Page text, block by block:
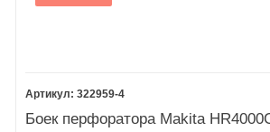
322959-4
Боек перфоратора Makita